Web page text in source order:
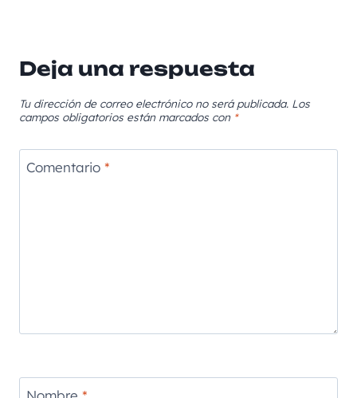
Deja una respuesta
Tu dirección de correo electrónico no será publicada. Los
campos obligatorios están marcados con *
Comentario *